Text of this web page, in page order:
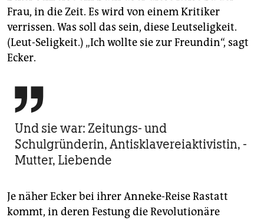
Frau, in die Zeit. Es wird von einem Kritiker
verrissen. Was soll das sein, diese Leutseligkeit.
(Leut-Seligkeit.) „Ich wollte sie zur Freundin“, sagt
Ecker.

Und sie war: ­Zeitungs- und
Schulgründerin, Anti­sklavereiaktivistin, ­
Mutter, Liebende
Je näher Ecker bei ihrer Anneke-Reise Rastatt
kommt, in deren Festung die Revolutionäre